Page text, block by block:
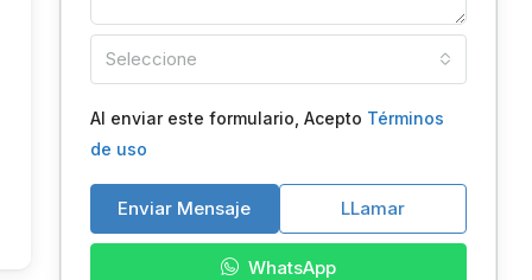
Seleccione
Al enviar este formulario, Acepto Términos
de uso
Enviar Mensaje LLamar
WhatsApp